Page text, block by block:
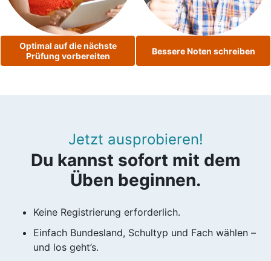
Optimal auf die nächste
Prüfung vorbereiten
Bessere Noten schreiben
Jetzt ausprobieren!
Du kannst sofort mit dem
Üben beginnen.
Keine Registrierung erforderlich.
Einfach Bundesland, Schultyp und Fach wählen –
und los geht’s.